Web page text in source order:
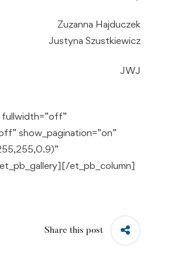
Zuzanna Hajduczek
Justyna Szustkiewicz
JWJ
show_pagination=”on”
et_pb_column]
Share this post